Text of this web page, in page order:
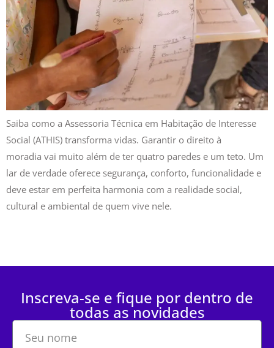
Saiba como a Assessoria Técnica em Habitação de Interesse
Social (ATHIS) transforma vidas. Garantir o direito à
moradia vai muito além de ter quatro paredes e um teto. Um
lar de verdade oferece segurança, conforto, funcionalidade e
deve estar em perfeita harmonia com a realidade social,
cultural e ambiental de quem vive nele.
Inscreva-se e fique por dentro de
todas as novidades